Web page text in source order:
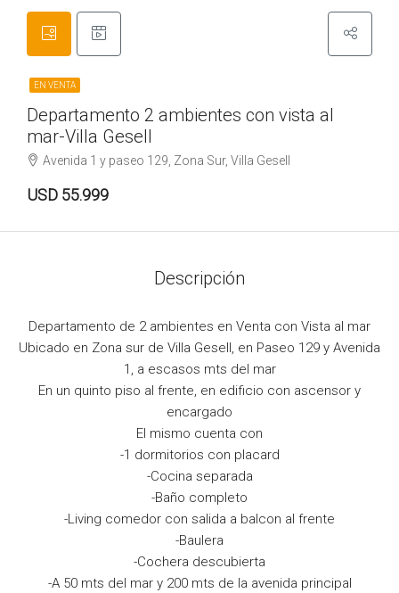
EN VENTA
Departamento 2 ambientes con vista al
mar-Villa Gesell
Avenida 1 y paseo 129, Zona Sur, Villa Gesell
USD 55.999
Descripción
Departamento de 2 ambientes en Venta con Vista al mar
Ubicado en Zona sur de Villa Gesell, en Paseo 129 y Avenida
1, a escasos mts del mar
En un quinto piso al frente, en edificio con ascensor y
encargado
El mismo cuenta con
-1 dormitorios con placard
-Cocina separada
-Baño completo
-Living comedor con salida a balcon al frente
-Baulera
-Cochera descubierta
-A 50 mts del mar y 200 mts de la avenida principal